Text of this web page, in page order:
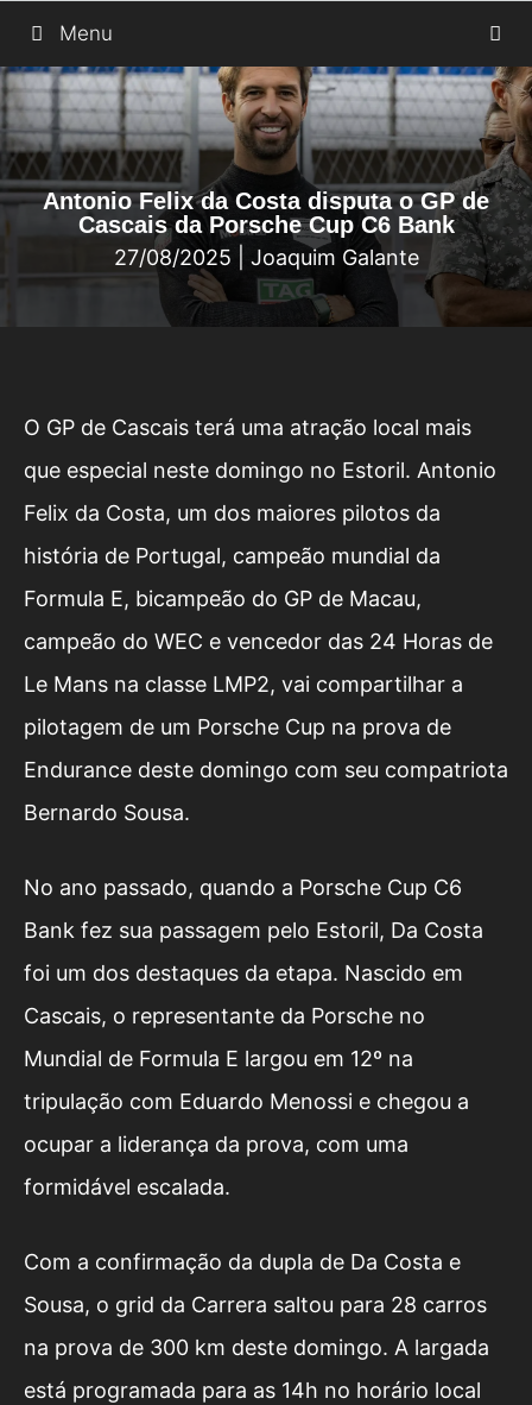
para
o
conteúdo
Menu
Antonio Felix da Costa disputa o GP de
Cascais da Porsche Cup C6 Bank
27/08/2025 Joaquim Galante
O GP de Cascais terá uma atração local mais
que especial neste domingo no Estoril. Antonio
Felix da Costa, um dos maiores pilotos da
história de Portugal, campeão mundial da
Formula E, bicampeão do GP de Macau,
campeão do WEC e vencedor das 24 Horas de
Le Mans na classe LMP2, vai compartilhar a
pilotagem de um Porsche Cup na prova de
Endurance deste domingo com seu compatriota
Bernardo Sousa.
No ano passado, quando a Porsche Cup C6
Bank fez sua passagem pelo Estoril, Da Costa
foi um dos destaques da etapa. Nascido em
Cascais, o representante da Porsche no
Mundial de Formula E largou em 12º na
tripulação com Eduardo Menossi e chegou a
ocupar a liderança da prova, com uma
formidável escalada.
Com a confirmação da dupla de Da Costa e
Sousa, o grid da Carrera saltou para 28 carros
na prova de 300 km deste domingo. A largada
está programada para as 14h no horário local